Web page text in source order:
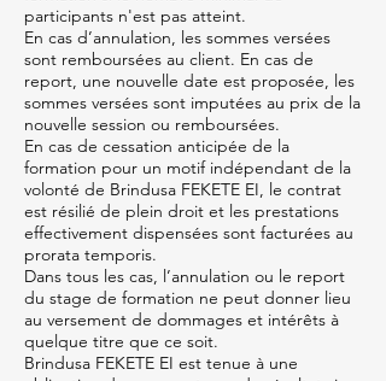
participants n'est pas atteint.
En cas d’annulation, les sommes versées
sont remboursées au client. En cas de
report, une nouvelle date est proposée, les
sommes versées sont imputées au prix de la
nouvelle session ou remboursées.
En cas de cessation anticipée de la
formation pour un motif indépendant de la
volonté de Brindusa FEKETE EI, le contrat
est résilié de plein droit et les prestations
effectivement dispensées sont facturées au
prorata temporis.
Dans tous les cas, l’annulation ou le report
du stage de formation ne peut donner lieu
au versement de dommages et intérêts à
quelque titre que ce soit.
Brindusa FEKETE EI est tenue à une